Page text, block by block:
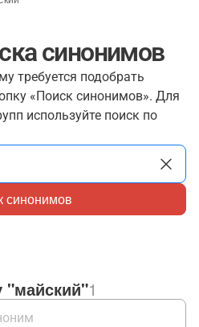
синонимов
требуется подобрать
«Поиск синонимов». Для
используйте поиск по
синонимов
"майский"1